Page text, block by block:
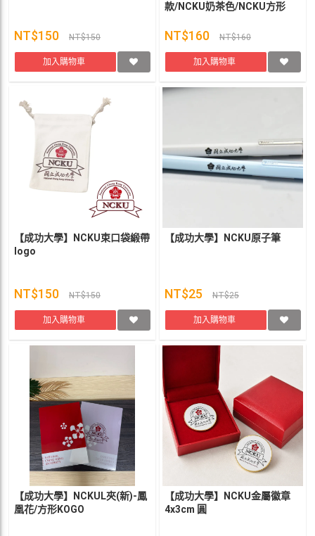
NT$150 NT$150
加入購物車
款/NCKU奶茶色/NCKU方形
NT$160 NT$160
加入購物車
【成功大學】NCKU束口袋緞帶
logo
NT$150 NT$150
加入購物車
【成功大學】NCKU原子筆
NT$25 NT$25
加入購物車
【成功大學】NCKUL夾(新)-鳳
凰花/方形KOGO
【成功大學】NCKU金屬徽章
4x3cm 圓